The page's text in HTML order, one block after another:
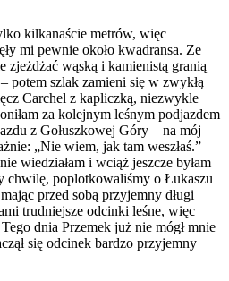
kilkanaście metrów, więc
mi pewnie około kwadransa. Ze
zjeżdżać wąską i kamienistą granią
potem szlak zamieni się w zwykłą
Carchel z kapliczką, niezwykle
za kolejnym leśnym podjazdem
z Gołuszkowej Góry – na mój
„Nie wiem, jak tam weszłaś.”
wiedziałam i wciąż jeszcze byłam
chwilę, poplotkowaliśmy o Łukaszu
przed sobą przyjemny długi
trudniejsze odcinki leśne, więc
dnia Przemek już nie mógł mnie
się odcinek bardzo przyjemny